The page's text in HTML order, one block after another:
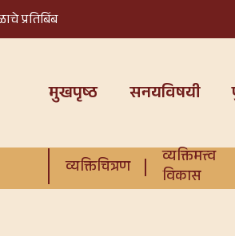
प्रतिबिंब
मुखपृष्ठ सनयविषयी
व्यक्तिचित्रण
व्यक्तिमत्त्व
विकास